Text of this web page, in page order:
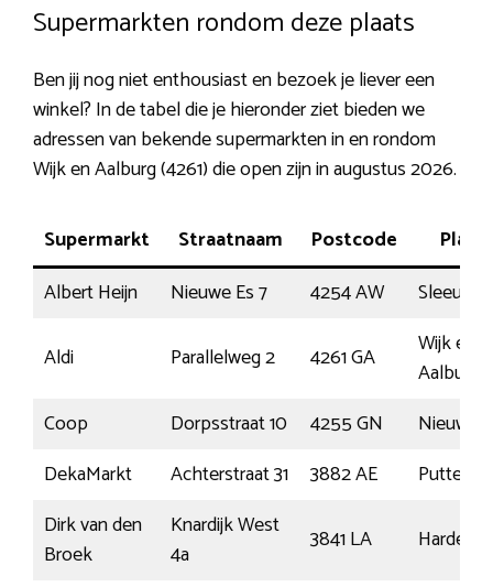
Supermarkten rondom deze plaats
Ben jij nog niet enthousiast en bezoek je liever een
winkel? In de tabel die je hieronder ziet bieden we
adressen van bekende supermarkten in en rondom
Wijk en Aalburg (4261) die open zijn in augustus 2026.
Supermarkt Straatnaam Postcode
Plaats
Albert Heijn
Nieuwe Es 7 4254 AW
Sleeuwijk
Aldi
Parallelweg 2 4261 GA
Wijk en
Aalburg
Coop
Dorpsstraat 10 4255 GN
DekaMarkt
Achterstraat 31 3882 AE
Putten
Dirk van den
Broek
Knardijk West
4a
3841 LA